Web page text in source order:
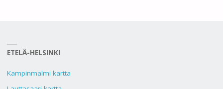
ETELÄ-HELSINKI
Kampinmalmi kartta